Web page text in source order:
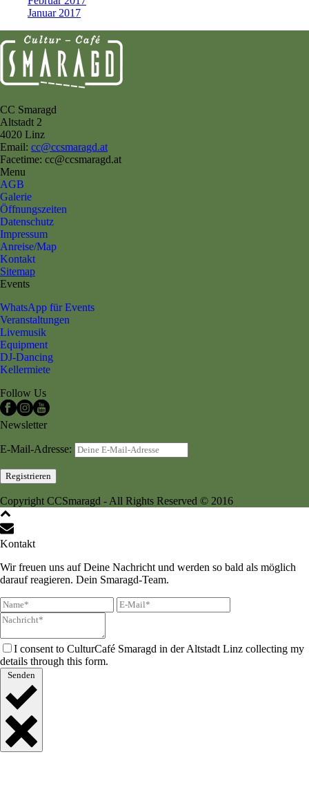
Januar 2017
CC Smaragd
Altstadt 2
4020 Linz
Email: cc@ccsmaragd.at
Facetime: cc@ccsmaragd.at
Menu
AGB
Galerie
Öffnungszeiten
Datenschutz
Impressum
Anreise/Map
Kontakt
Sitemap
Events
WhatsApp für Events
Veranstaltungen
Livemusik
Equipment
DJ-Dancing
Kellermiete
Follow Us
Newsletter
E-Mail-Adresse:
Copyright CCSmaragd - All Rights Reserved © 2016
Kontakt
Wir freuen uns auf Deine Nachricht und werden so bald als möglich
darauf reagieren. Dein Smaragd-Team.
I consent to CulturCafé Smaragd in der Altstadt Linz collecting my
details through this form.
Senden